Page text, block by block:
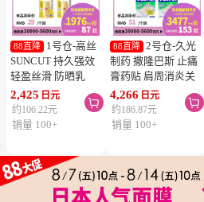
88直降
1号仓-高丝
SUNCUT 持久强效
轻盈丝滑 防晒乳
SPF50+ PA++++
50ml 3个装 阻隔紫
外线 持久耐水 户外
2,425 日元
约106.22元

销量 100+
88直降
2号仓-久光
制药 撒隆巴斯 止痛
膏药贴 肩周消炎关
节颈椎疼 4.6×7.2cm
120贴 3个装【第3类
医药品】
4,266 日元
约186.87元

销量 100+